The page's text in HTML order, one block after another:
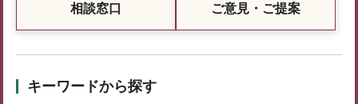
相談窓口 ご意見・ご提案
キーワードから探す